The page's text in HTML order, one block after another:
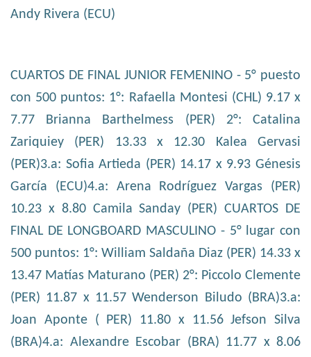
Andy Rivera (ECU)
CUARTOS DE FINAL JUNIOR FEMENINO - 5° puesto
con 500 puntos: 1°: Rafaella Montesi (CHL) 9.17 x
7.77 Brianna Barthelmess (PER) 2°: Catalina
Zariquiey (PER) 13.33 x 12.30 Kalea Gervasi
(PER)3.a: Sofia Artieda (PER) 14.17 x 9.93 Génesis
García (ECU)4.a: Arena Rodríguez Vargas (PER)
10.23 x 8.80 Camila Sanday (PER) CUARTOS DE
FINAL DE LONGBOARD MASCULINO - 5° lugar con
500 puntos: 1°: William Saldaña Diaz (PER) 14.33 x
13.47 Matías Maturano (PER) 2°: Piccolo Clemente
(PER) 11.87 x 11.57 Wenderson Biludo (BRA)3.a:
Joan Aponte ( PER) 11.80 x 11.56 Jefson Silva
(BRA)4.a: Alexandre Escobar (BRA) 11.77 x 8.06